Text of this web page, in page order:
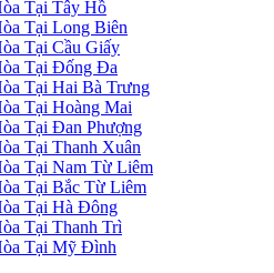
Tại Tây Hồ
Tại Long Biên
Tại Cầu Giấy
Tại Đống Đa
Tại Hai Bà Trưng
Tại Hoàng Mai
Tại Đan Phượng
Tại Thanh Xuân
Tại Nam Từ Liêm
Tại Bắc Từ Liêm
Tại Hà Đông
Tại Thanh Trì
Tại Mỹ Đình